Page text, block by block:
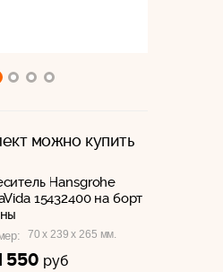
можно купить
Hansgrohe
15432400 на борт
70 x 239 x 265 мм.
550 руб